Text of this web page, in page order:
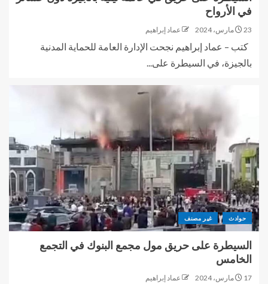
في الأرواح
23 مارس، 2024 عماد إبراهيم
كتب – عماد إبراهيم نجحت الإدارة العامة للحماية المدنية
بالجيزة، في السيطرة على...
حوادث غير مصنف
السيطرة على حريق مول مجمع البنوك في التجمع
الخامس
17 مارس، 2024 عماد إبراهيم